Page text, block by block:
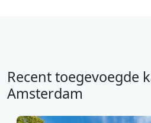
Recent toegevoegde
Amsterdam